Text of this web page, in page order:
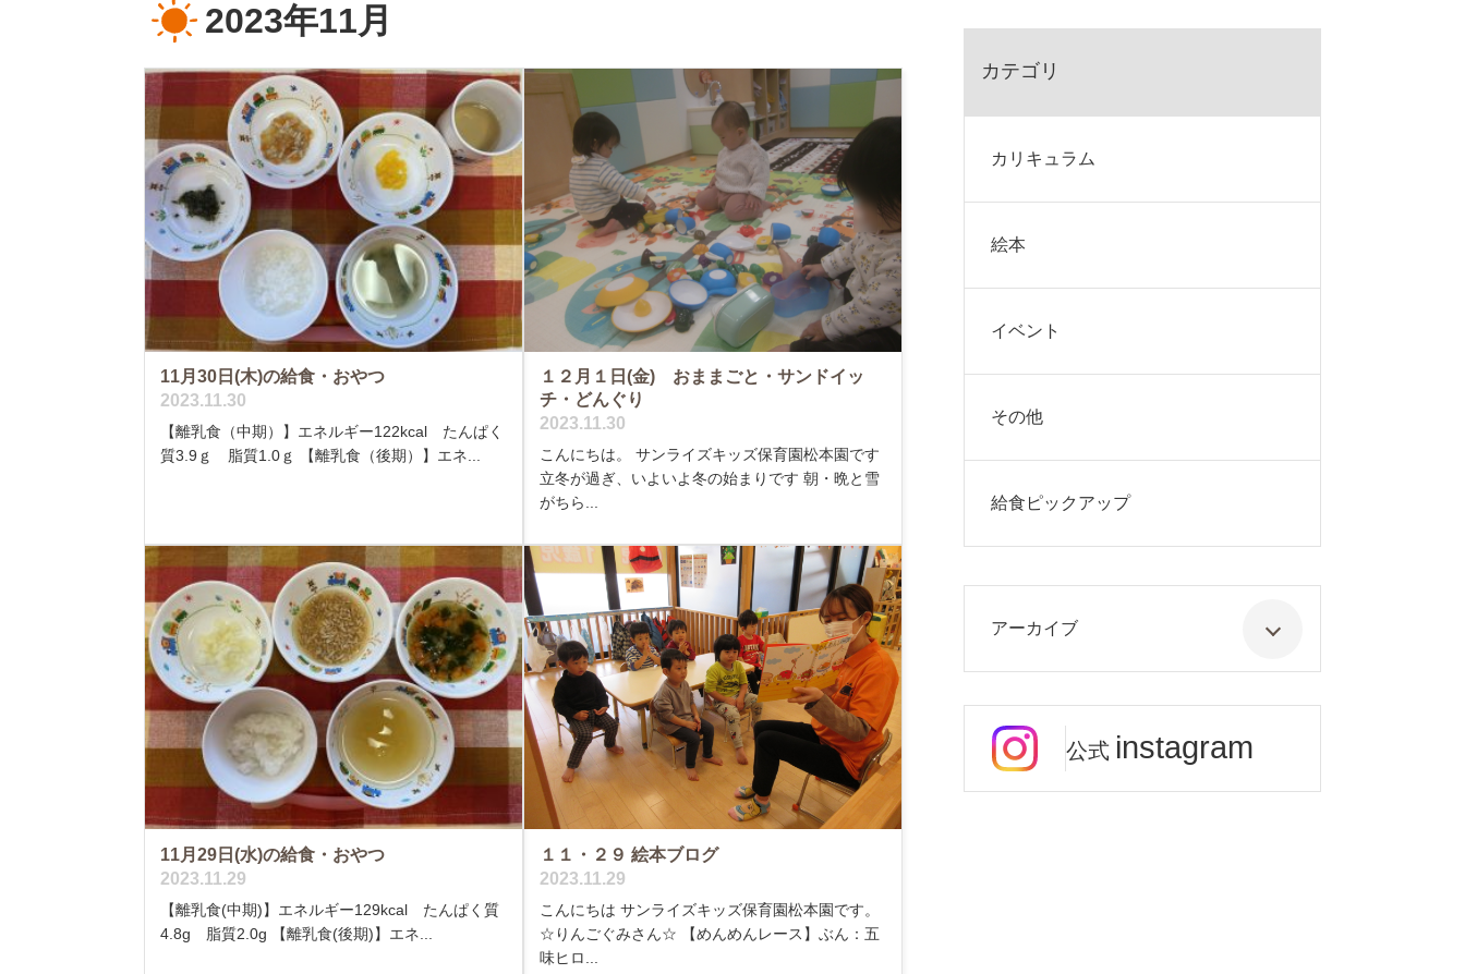
2023年11月
11月30日(木)の給食・おやつ
2023.11.30
【離乳食（中期）】エネルギー122kcal たんぱく
質3.9ｇ 脂質1.0ｇ 【離乳食（後期）】エネ...
１２月１日(金) おままごと・サンドイッ
チ・どんぐり
2023.11.30
こんにちは。 サンライズキッズ保育園松本園です
立冬が過ぎ、いよいよ冬の始まりです 朝・晩と雪
がちら...
11月29日(水)の給食・おやつ
2023.11.29
【離乳食(中期)】エネルギー129kcal たんぱく質
4.8g 脂質2.0g 【離乳食(後期)】エネ...
１１・２９ 絵本ブログ
2023.11.29
こんにちは サンライズキッズ保育園松本園です。
☆りんごぐみさん☆ 【めんめんレース】ぶん：五
味ヒロ...
カテゴリ
カリキュラム
絵本
イベント
その他
給食ピックアップ
アーカイブ
公式 instagram